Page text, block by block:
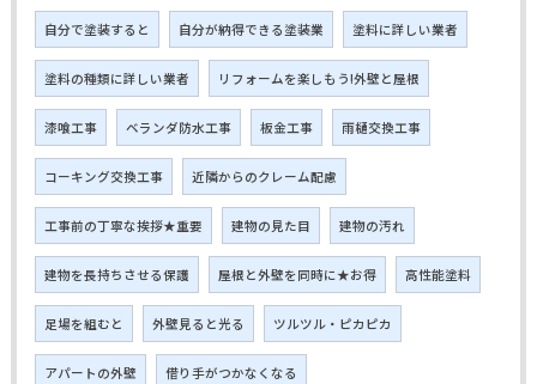
自分で塗装すると 自分が納得できる塗装業 塗料に詳しい業者
塗料の種類に詳しい業者 リフォームを楽しもう!外壁と屋根
漆喰工事 ベランダ防水工事 板金工事 雨樋交換工事
コーキング交換工事 近隣からのクレーム配慮
工事前の丁寧な挨拶★重要 建物の見た目 建物の汚れ
建物を長持ちさせる保護 屋根と外壁を同時に★お得 高性能塗料
足場を組むと 外壁見ると光る ツルツル・ピカピカ
アパートの外壁 借り手がつかなくなる